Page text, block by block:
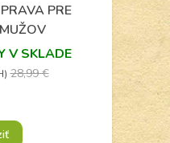
PRE
V SKLADE
28,99 €